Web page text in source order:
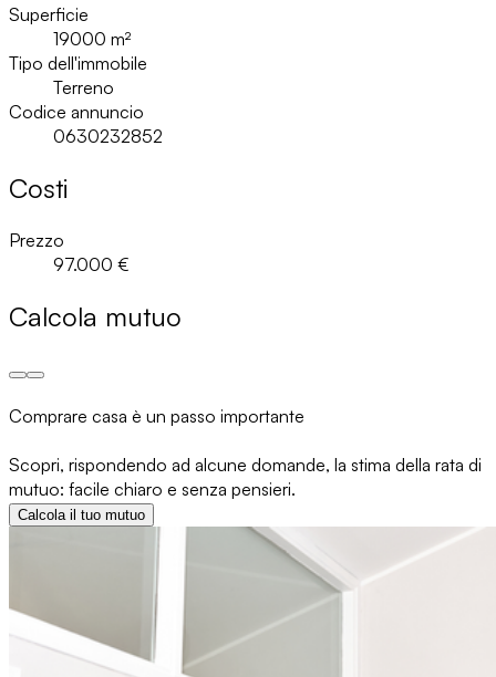
Superficie
19000 m²
Tipo dell'immobile
Terreno
Codice annuncio
0630232852
Costi
Prezzo
97.000 €
Calcola mutuo
Comprare casa è un passo importante
Scopri, rispondendo ad alcune domande, la stima della rata di
mutuo: facile chiaro e senza pensieri.
Calcola il tuo mutuo